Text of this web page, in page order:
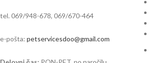
tel. 069/948-678, 069/670-464
e-pošta: petservicesdoo@gmail.com